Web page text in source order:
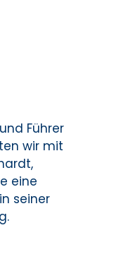
Führer
wir mit
eine
seiner